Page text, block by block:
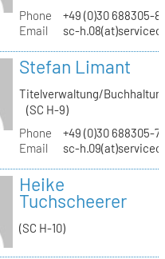
Phone
+49 (0)30 688305-
Email
sc-
Stefan Limant
Titelverwaltung/
(SC H-9)
Phone
+49 (0)30 688305-
Email
sc-
Heike
Tuchscheerer
(SC H-10)